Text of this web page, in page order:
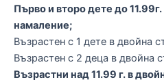
Първо и второ дете до
намаление;
Възрастен с 1 дете в двойна
Възрастен с 2 деца в двойна
Възрастни над 11.99 г. в